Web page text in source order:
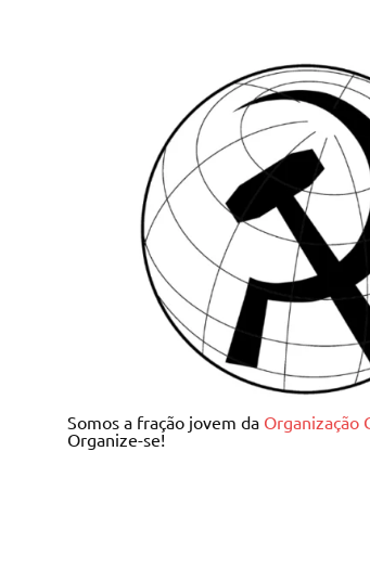
Juventude
Somos a fração jovem da Organização
Organize-se!